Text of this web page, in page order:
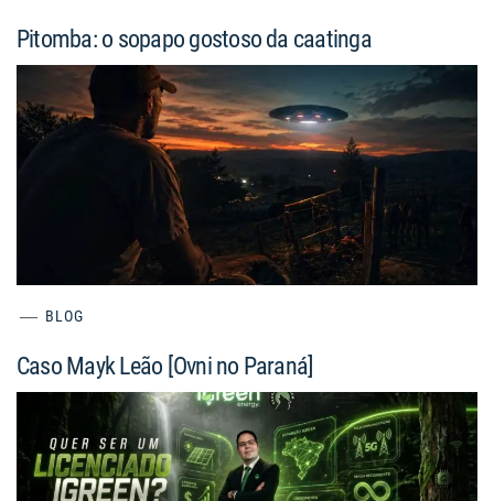
Pitomba: o sopapo gostoso da caatinga
BLOG
Caso Mayk Leão [Ovni no Paraná]